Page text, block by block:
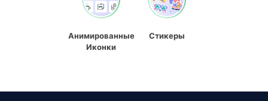
Анимированные
Иконки
Стикеры